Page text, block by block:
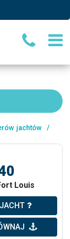
jachtów
/
Louis